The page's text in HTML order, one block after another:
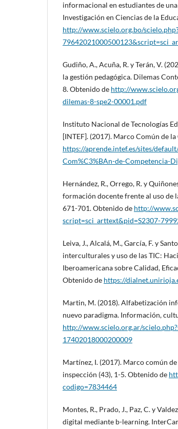
informacional en estudiantes de
Investigación en Ciencias de la
http://www.scielo.org.bo/
Gudiño, A., Acuña, R. y Terán, V.
la gestión pedagógica. Dilemas
8. Obtenido de http://
dilemas-8-spe2-00001.pdf
Instituto Nacional de Tecnologías
[INTEF]. (2017). Marco Común de
https://aprende.intef.es/sites/
Com%C3%BAn-de-Competencia-
Hernández, R., Orrego, R. y
formación docente frente al uso de
671-701. Obtenido de http://
script=sci_arttext&pid=S2307-
Leiva, J., Alcalá, M., García, F. y
interculturales y uso de las TIC:
Iberoamericana sobre Calidad,
Obtenido de https://
Martin, M. (2018). Alfabetización
nuevo paradigma. Información,
http://www.scielo.org.ar/
17402018000200009
Martínez, I. (2017). Marco común
inspección (43), 1-5. Obtenido de
codigo=7834464
Montes, R., Prado, J., Paz, C. y
digital mediante b-learning.